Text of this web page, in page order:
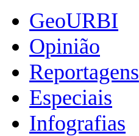
GeoURBI
Opinião
Reportagens
Especiais
Infografias